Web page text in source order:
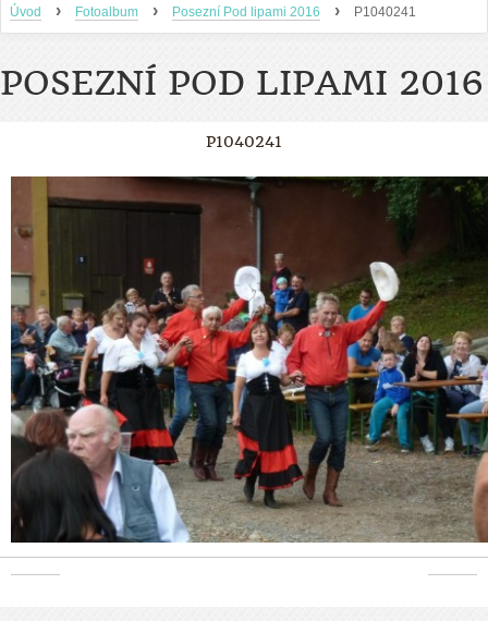
Úvod › Fotoalbum › Posezní Pod lipami 2016 › P1040241
POSEZNÍ POD LIPAMI 2016
P1040241